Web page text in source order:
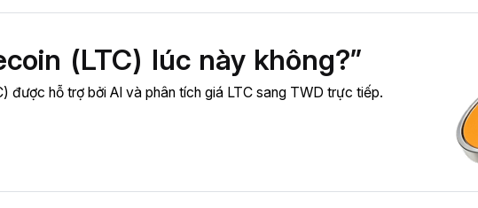
(LTC) lúc này không?”
được hỗ trợ bởi AI và phân tích giá LTC sang TWD trực tiếp.